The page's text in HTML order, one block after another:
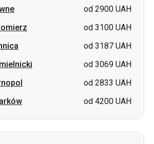
od 2900 UAH
od 3100 UAH
od 3187 UAH
od 3069 UAH
od 2833 UAH
od 4200 UAH